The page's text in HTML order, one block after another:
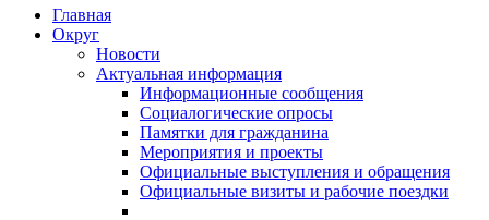
Главная
Округ
Новости
Актуальная информация
Информационные сообщения
Социалогические опросы
Памятки для гражданина
Мероприятия и проекты
Официальные выступления и обращения
Официальные визиты и рабочие поездки